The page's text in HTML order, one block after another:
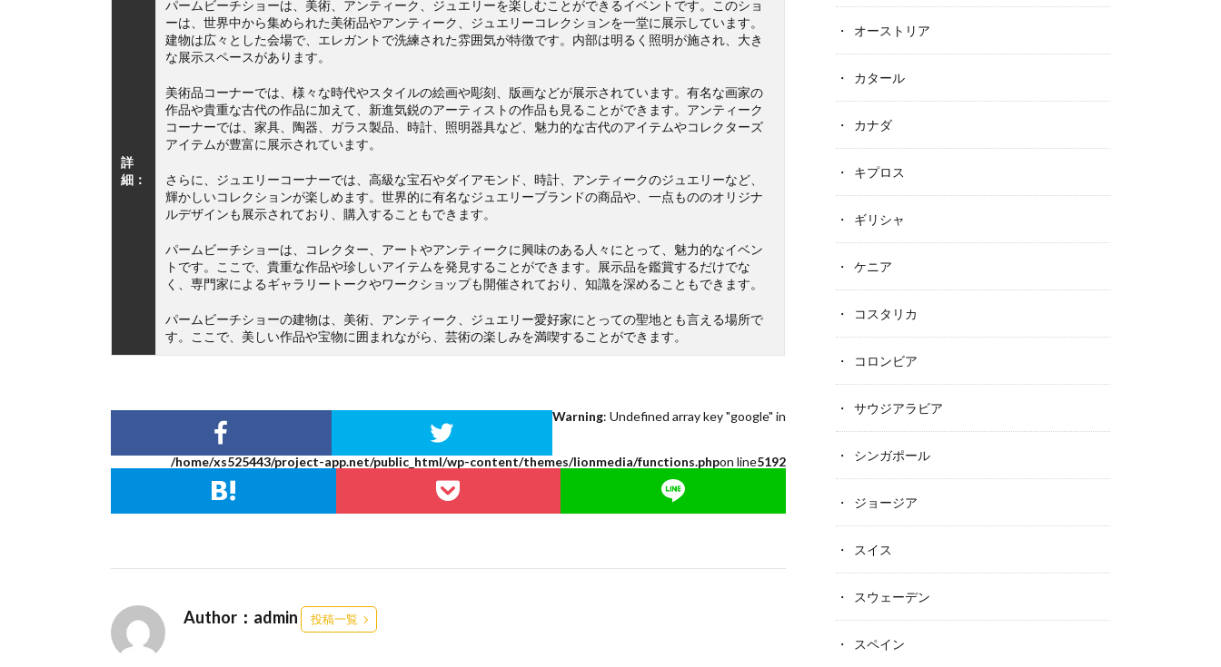
詳
細：
パームビーチショーは、美術、アンティーク、ジュエリーを楽しむことができるイベントです。このショ
ーは、世界中から集められた美術品やアンティーク、ジュエリーコレクションを一堂に展示しています。
建物は広々とした会場で、エレガントで洗練された雰囲気が特徴です。内部は明るく照明が施され、大き
な展示スペースがあります。
美術品コーナーでは、様々な時代やスタイルの絵画や彫刻、版画などが展示されています。有名な画家の
作品や貴重な古代の作品に加えて、新進気鋭のアーティストの作品も見ることができます。アンティーク
コーナーでは、家具、陶器、ガラス製品、時計、照明器具など、魅力的な古代のアイテムやコレクターズ
アイテムが豊富に展示されています。
さらに、ジュエリーコーナーでは、高級な宝石やダイアモンド、時計、アンティークのジュエリーなど、
輝かしいコレクションが楽しめます。世界的に有名なジュエリーブランドの商品や、一点もののオリジナ
ルデザインも展示されており、購入することもできます。
パームビーチショーは、コレクター、アートやアンティークに興味のある人々にとって、魅力的なイベン
トです。ここで、貴重な作品や珍しいアイテムを発見することができます。展示品を鑑賞するだけでな
く、専門家によるギャラリートークやワークショップも開催されており、知識を深めることもできます。
パームビーチショーの建物は、美術、アンティーク、ジュエリー愛好家にとっての聖地とも言える場所で
す。ここで、美しい作品や宝物に囲まれながら、芸術の楽しみを満喫することができます。
Warning: Undefined array key "google" in
/home/xs525443/project-app.net/public_html/wp-content/themes/lionmedia/functions.phpon line5192
Author：admin 投稿一覧
オーストリア
カタール
カナダ
キプロス
ギリシャ
ケニア
コスタリカ
コロンビア
サウジアラビア
シンガポール
ジョージア
スイス
スウェーデン
スペイン